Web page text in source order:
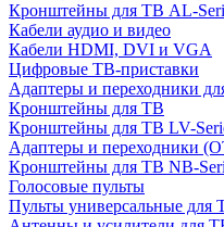
Кронштейны для ТВ AL-
Кабели аудио и видео
Кабели HDMI, DVI и VGA
Цифровые ТВ-приставки
Адаптеры и переходники
Кронштейны для ТВ
Кронштейны для ТВ LV-
Адаптеры и переходники
Кронштейны для ТВ NB-
Голосовые пульты
Пульты универсальные для